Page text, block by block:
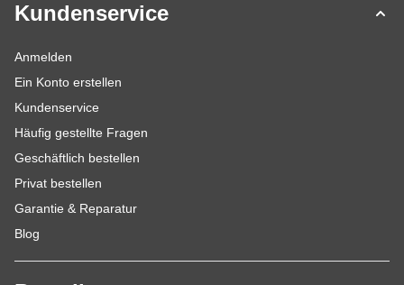
Kundenservice
Anmelden
Ein Konto erstellen
Kundenservice
Häufig gestellte Fragen
Geschäftlich bestellen
Privat bestellen
Garantie & Reparatur
Blog